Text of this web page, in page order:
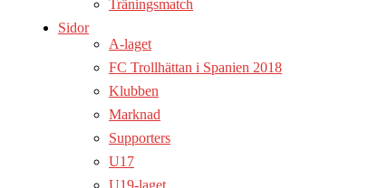
Träningsmatch
Sidor
A-laget
FC Trollhättan i Spanien 2018
Klubben
Marknad
Supporters
U17
U19-laget